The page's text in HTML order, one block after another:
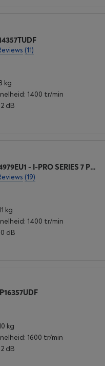
(11)
kg
1400 tr/min
dB
HAIER HW110-B14979EU1 - I-PRO SERIES 7 PLUS
(19)
kg
1400 tr/min
dB
kg
1600 tr/min
dB